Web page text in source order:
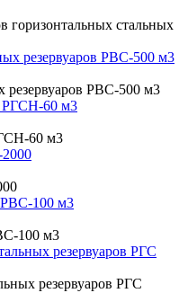
горизонтальных стальных
резервуаров РВС-500 м3
60 м3
100 м3
резервуаров РГС